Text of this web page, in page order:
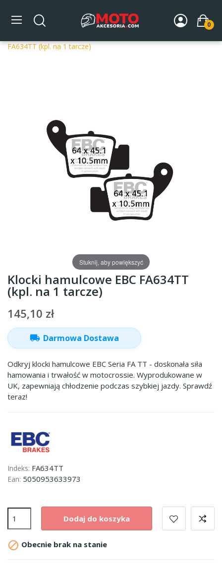
0
Strona główna DLA MOTOCYKLA
Układ hamulcowy
FA634TT (kpl. na 1 tarcze)
Stuknij, aby powiększyć
Klocki hamulcowe EBC FA634TT
(kpl. na 1 tarcze)
145,10 zł
local_shipping Darmowa Dostawa
Odkryj klocki hamulcowe EBC Seria FA TT - doskonała siła
hamowania i trwałość w motocrossie. Wyprodukowane w
UK, zapewniają chłodzenie podczas szybkiej jazdy. Sprawdź
teraz!
Indeks: FA634TT
Ean: 5050953633973
Dodaj do koszyka
 Obecnie brak na stanie